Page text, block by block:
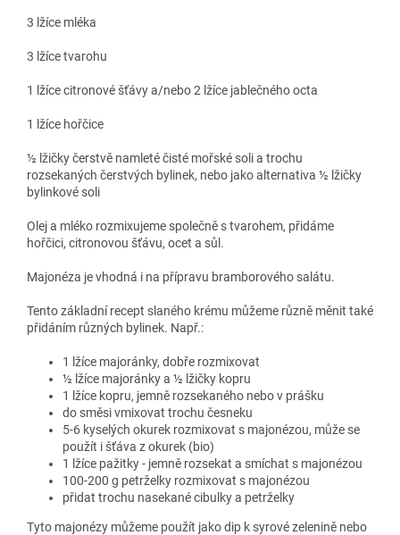
3 lžíce mléka
3 lžíce tvarohu
1 lžíce citronové šťávy a/nebo 2 lžíce jablečného octa
1 lžíce hořčice
½ lžičky čerstvě namleté čisté mořské soli a trochu
rozsekaných čerstvých bylinek, nebo jako alternativa ½ lžičky
bylinkové soli
Olej a mléko rozmixujeme společně s tvarohem, přidáme
hořčici, citronovou šťávu, ocet a sůl.
Majonéza je vhodná i na přípravu bramborového salátu.
Tento základní recept slaného krému můžeme různě měnit také
přidáním různých bylinek. Např.:
1 lžíce majoránky, dobře rozmixovat
½ lžíce majoránky a ½ lžičky kopru
1 lžíce kopru, jemně rozsekaného nebo v prášku
do směsi vmixovat trochu česneku
5-6 kyselých okurek rozmixovat s majonézou, může se
použít i šťáva z okurek (bio)
1 lžíce pažitky - jemně rozsekat a smíchat s majonézou
100-200 g petrželky rozmixovat s majonézou
přidat trochu nasekané cibulky a petrželky
Tyto majonézy můžeme použít jako dip k syrové zelenině nebo